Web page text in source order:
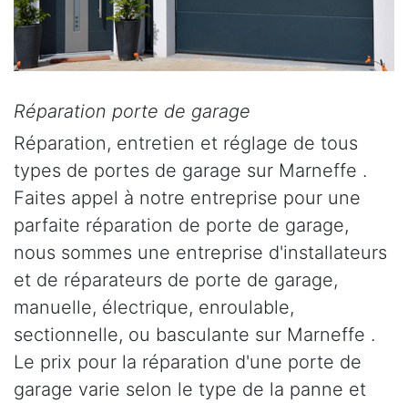
Réparation porte de garage
Réparation, entretien et réglage de tous
types de portes de garage sur Marneffe .
Faites appel à notre entreprise pour une
parfaite réparation de porte de garage,
nous sommes une entreprise d'installateurs
et de réparateurs de porte de garage,
manuelle, électrique, enroulable,
sectionnelle, ou basculante sur Marneffe .
Le prix pour la réparation d'une porte de
garage varie selon le type de la panne et